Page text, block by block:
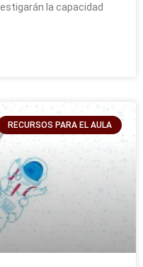
la capacidad
RECURSOS PARA EL AULA